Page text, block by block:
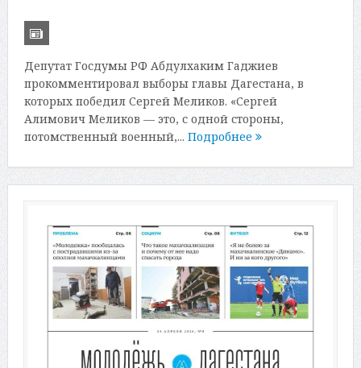
Депутат Госдумы РФ Абдулхаким Гаджиев
прокомментировал выборы главы Дагестана, в
которых победил Сергей Меликов. «Сергей
Алимович Меликов — это, с одной стороны,
потомственный военный,... Подробнее